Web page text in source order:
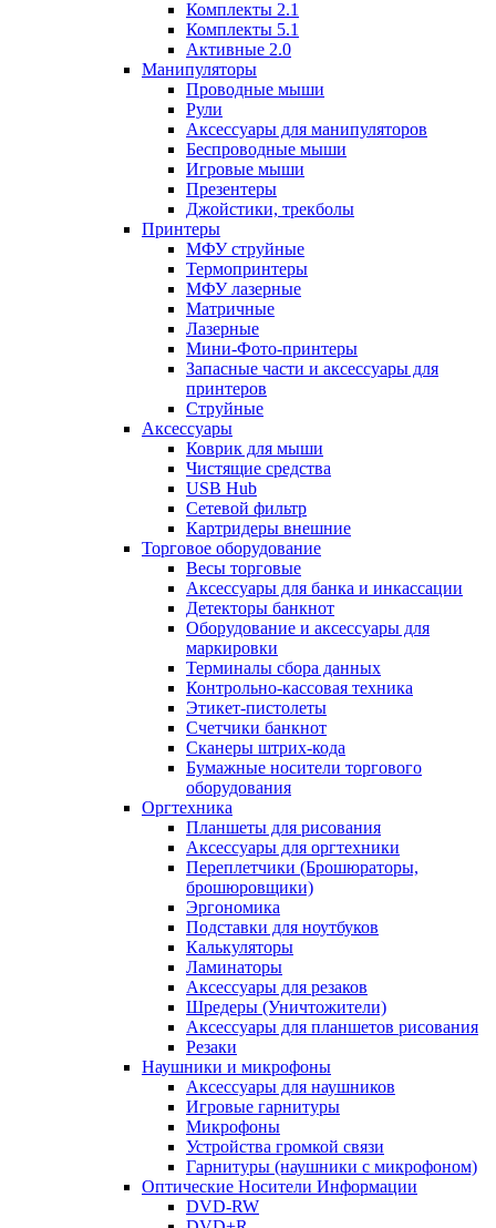
Комплекты 2.1
Комплекты 5.1
Активные 2.0
Манипуляторы
Проводные мыши
Рули
Аксессуары для манипуляторов
Беспроводные мыши
Игровые мыши
Презентеры
Джойстики, трекболы
Принтеры
МФУ струйные
Термопринтеры
МФУ лазерные
Матричные
Лазерные
Мини-Фото-принтеры
Запасные части и аксессуары для
принтеров
Струйные
Аксессуары
Коврик для мыши
Чистящие средства
USB Hub
Сетевой фильтр
Картридеры внешние
Торговое оборудование
Весы торговые
Аксессуары для банка и инкассации
Детекторы банкнот
Оборудование и аксессуары для
маркировки
Терминалы сбора данных
Контрольно-кассовая техника
Этикет-пистолеты
Счетчики банкнот
Сканеры штрих-кода
Бумажные носители торгового
оборудования
Оргтехника
Планшеты для рисования
Аксессуары для оргтехники
Переплетчики (Брошюраторы,
брошюровщики)
Эргономика
Подставки для ноутбуков
Калькуляторы
Ламинаторы
Аксессуары для резаков
Шредеры (Уничтожители)
Аксессуары для планшетов рисования
Резаки
Наушники и микрофоны
Аксессуары для наушников
Игровые гарнитуры
Микрофоны
Устройства громкой связи
Гарнитуры (наушники с микрофоном)
Оптические Носители Информации
DVD-RW